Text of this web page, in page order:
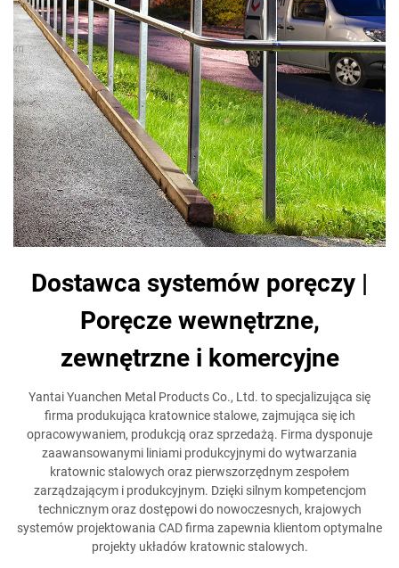
Dostawca systemów poręczy |
Poręcze wewnętrzne,
zewnętrzne i komercyjne
Yantai Yuanchen Metal Products Co., Ltd. to specjalizująca się
firma produkująca kratownice stalowe, zajmująca się ich
opracowywaniem, produkcją oraz sprzedażą. Firma dysponuje
zaawansowanymi liniami produkcyjnymi do wytwarzania
kratownic stalowych oraz pierwszorzędnym zespołem
zarządzającym i produkcyjnym. Dzięki silnym kompetencjom
technicznym oraz dostępowi do nowoczesnych, krajowych
systemów projektowania CAD firma zapewnia klientom optymalne
projekty układów kratownic stalowych.